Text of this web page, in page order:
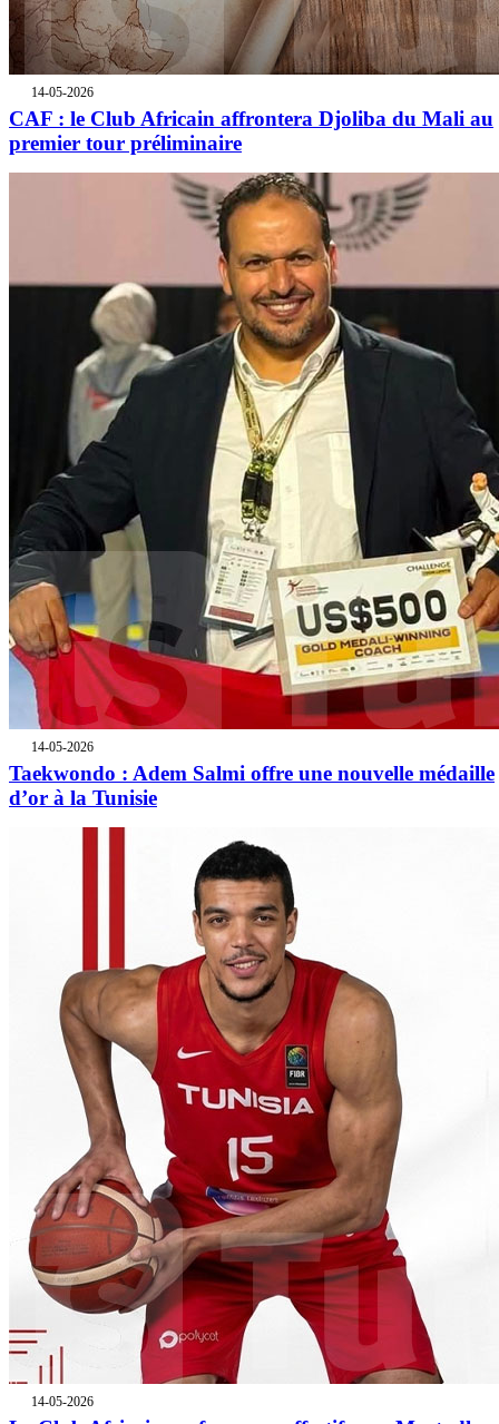
14-05-2026
CAF : le Club Africain affrontera Djoliba du Mali au
premier tour préliminaire
14-05-2026
Taekwondo : Adem Salmi offre une nouvelle médaille
d’or à la Tunisie
14-05-2026